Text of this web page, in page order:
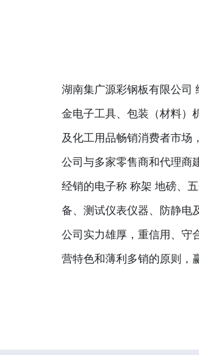
湖南集广源彩钢板有限公司
金电子工具、包装（材料）
及化工用品畅销消费者市场
公司与多家零售商和代理商
经销的电子称 称架 地磅、
备、测试仪表仪器、防静电
公司实力雄厚，重信用、守
营特色和薄利多销的原则，